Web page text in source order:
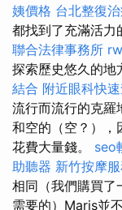
姨價格 台北整復
都找到了充滿活力
聯合法律事務所
探索歷史悠久的地
結合 附近眼科快
流行而流行的克羅
和空的（空？），
花費大量錢。 seo
助聽器 新竹按摩
相同（我們購買了
需要的）Maris並